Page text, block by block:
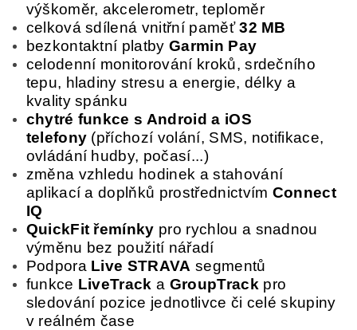
výškoměr, akcelerometr, teploměr
celková sdílená vnitřní paměť32 MB
bezkontaktní platby Garmin Pay
celodenní monitorování kroků, srdečního
tepu, hladiny stresu a energie, délky a
kvality spánku
chytré funkce s Android a iOS
telefony (příchozí volání, SMS, notifikace,
ovládání hudby, počasí...)
změna vzhledu hodinek a stahování
aplikací a doplňků prostřednictvím Connect
IQ
QuickFit řemínky pro rychlou a snadnou
výměnu bez použití nářadí
Podpora Live STRAVA segmentů
funkce LiveTrack a GroupTrack pro
sledování pozice jednotlivce či celé skupiny
v reálném čase